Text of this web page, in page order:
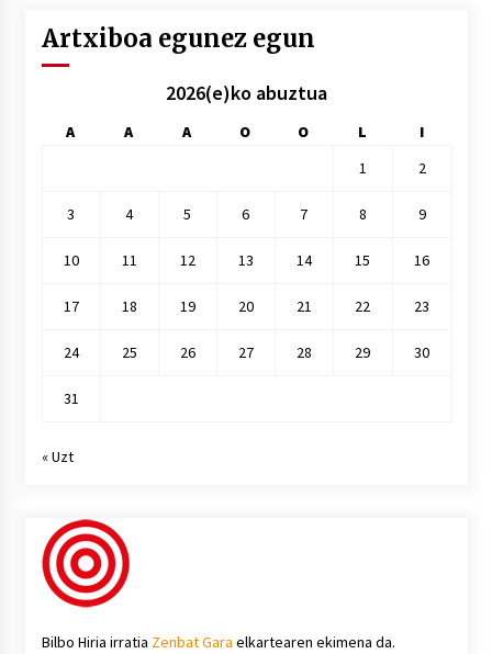
Artxiboa egunez egun
2026(e)ko abuztua
A A A O O L
I
1
2
3 4 5 6 7 8 9
10 11 12 13 14 15 16
17 18 19 20 21 22 23
24 25 26 27 28 29 30
31
« Uzt
Bilbo Hiria irratia Zenbat Gara elkartearen ekimena da.